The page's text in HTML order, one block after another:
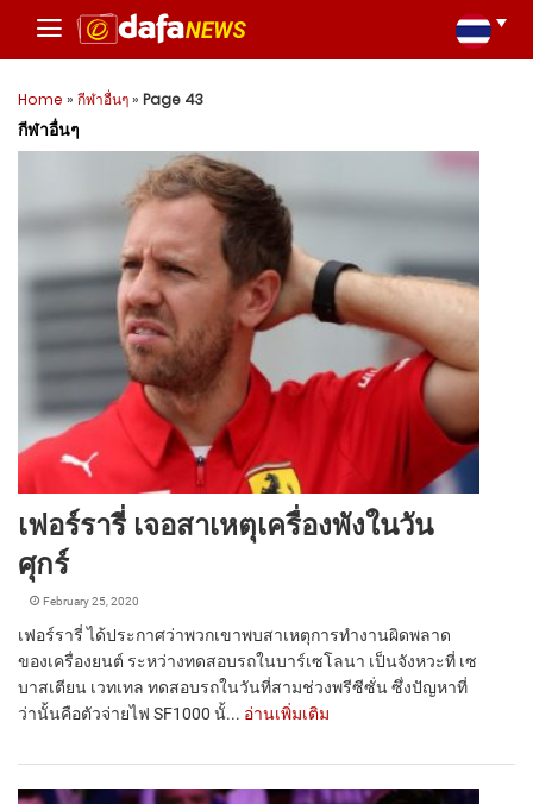
Home » กีฬาอื่นๆ» Page 43
กีฬาอื่นๆ
เฟอร์รารี่ เจอสาเหตุเครื่องพังในวัน
ศุกร์
February 25, 2020
เฟอร์รารี่ ได้ประกาศว่าพวกเขาพบสาเหตุการทำงานผิดพลาด
ของเครื่องยนต์ ระหว่างทดสอบรถในบาร์เซโลนา เป็นจังหวะที่ เซ
บาสเตียน เวทเทล ทดสอบรถในวันที่สามช่วงพรีซีซั่น ซึ่งปัญหาที่
ว่านั้นคือตัวจ่ายไฟ SF1000 นั้... อ่านเพิ่มเติม